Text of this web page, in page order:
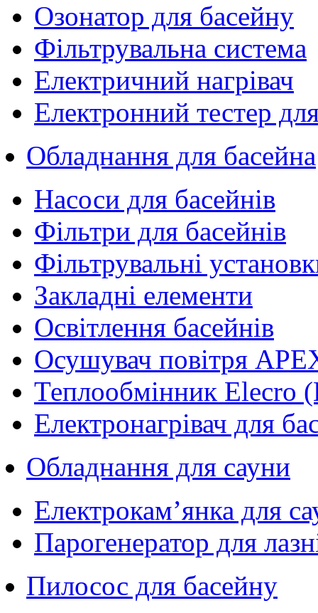
Озонатор для басейну
Фільтрувальна система
Електричний нагрівач
Електронний тестер
Обладнання для басейна
Насоси для басейнів
Фільтри для басейнів
Фільтрувальні
Закладні елементи
Освітлення басейнів
Осушувач повітря
Теплообмінник Elecro
Електронагрівач для
Обладнання для сауни
Електрокам’янка для
Парогенератор для
Пилосос для басейну